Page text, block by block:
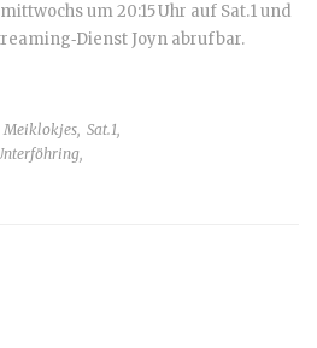
um 20:15 Uhr auf Sat.1und
Joyn abrufbar.
Meiklokjes, Sat.1,